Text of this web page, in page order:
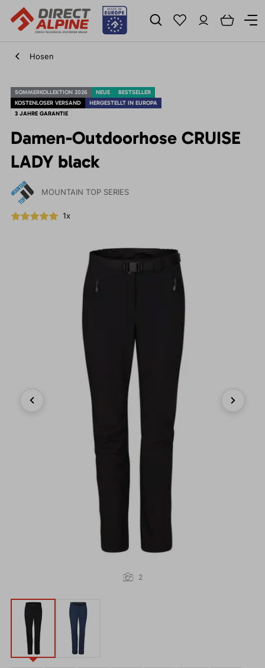
Hosen
SOMMERKOLLEKTION 2026 NEUE
BESTSELLER
KOSTENLOSER VERSAND
HERGESTELLT IN EUROPA
3 JAHRE GARANTIE
Damen-Outdoorhose CRUISE
LADY black
MOUNTAIN TOP SERIES
1x
2